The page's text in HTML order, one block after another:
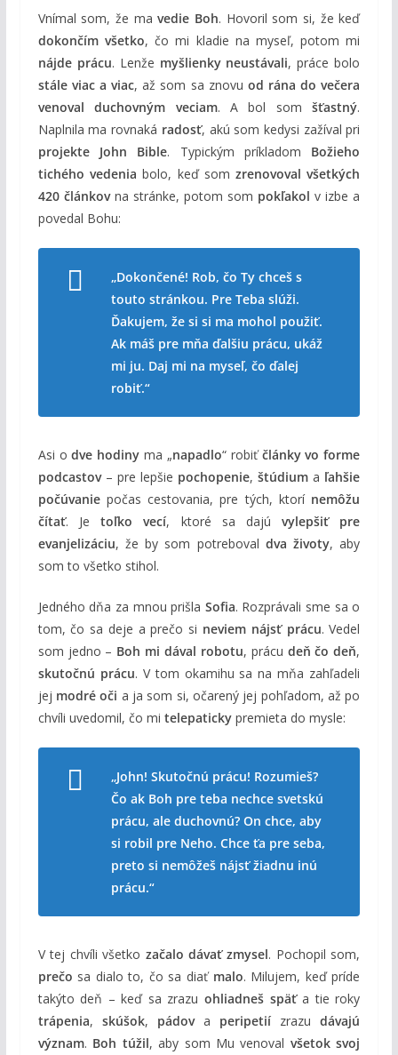
Vnímal som, že mavedie Boh. Hovoril som si, že keď
dokončím všetko, čo mi kladie na myseľ, potom mi
nájde prácu. Lenže myšlienky neustávali, práce bolo
stále viac a viac, až som sa znovu od rána do večera
venoval duchovným veciam. A bol somšťastný.
Naplnila ma rovnaká radosť, akú som kedysi zažíval pri
projekte John Bible. Typickým príkladom Božieho
tichého vedenia bolo, keď somzrenovoval všetkých
420 článkovna stránke, potom som pokľakol v izbe a
povedal Bohu:
„Dokončené! Rob, čo Ty chcešs
touto stránkou. Pre Teba slúži.
Ďakujem, že si si ma mohol použiť.
Ak máš pre mňa ďalšiu prácu, ukáž
mi ju. Daj mi na myseľ, čo ďalej
robiť.“
Asi odve hodiny ma „napadlo“ robiťčlánky vo forme
podcastov– pre lepšie pochopenie,štúdium a ľahšie
počúvaniepočas cestovania, pre tých, ktorí nemôžu
čítať. Jetoľko vecí, ktoré sa dajúvylepšiť pre
evanjelizáciu, že by som potreboval dva životy, aby
som to všetko stihol.
Jedného dňa za mnou prišla Sofia. Rozprávali sme sa o
tom, čo sa deje a prečo si neviem nájsť prácu. Vedel
som jedno – Boh mi dával robotu, prácu deň čo deň,
skutočnú prácu. V tom okamihu sa na mňa zahľadeli
jej modré oči a ja som si, očarený jej pohľadom, až po
chvíli uvedomil, čo mi telepatickypremieta do mysle:
„John! Skutočnú prácu! Rozumieš?
Čo ak Boh pre teba nechce svetskú
prácu, ale duchovnú? On chce, aby
si robil pre Neho. Chce ťa pre seba,
preto si nemôžeš nájsť žiadnu inú
prácu.“
V tej chvíli všetko začalo dávať zmysel. Pochopil som,
prečo sa dialo to, čo sa diať malo. Milujem, keď príde
takýto deň – keď sa zrazuohliadneš späťa tie roky
trápenia, skúšok, pádova peripetií zrazudávajú
význam. Boh túžil, aby som Mu venoval všetok svoj